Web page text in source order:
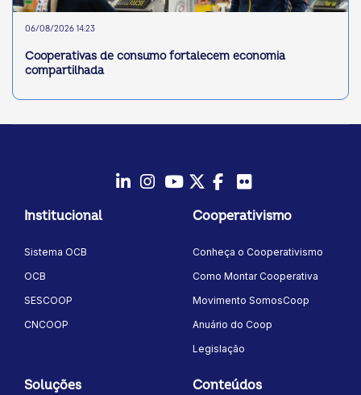
06/08/2026 14:23
Cooperativas de consumo fortalecem economia
compartilhada
Instagram
YoutubeTwitter/X
Facebook
Institucional
Sistema OCB
OCB
SESCOOP
CNCOOP
Cooperativismo
Conheça o Cooperativismo
Como Montar Cooperativa
Movimento SomosCoop
Anuário do Coop
Legislação
Soluções Conteúdos